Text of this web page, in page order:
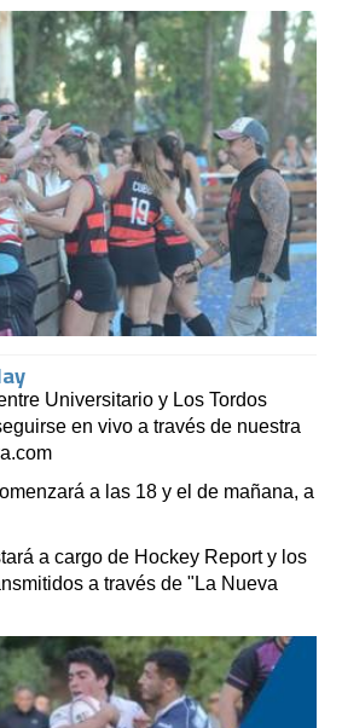
Universitario y Los Tordos
en vivo a través de nuestra
a las 18 y el de mañana, a
a cargo de Hockey Report y los
a través de "La Nueva